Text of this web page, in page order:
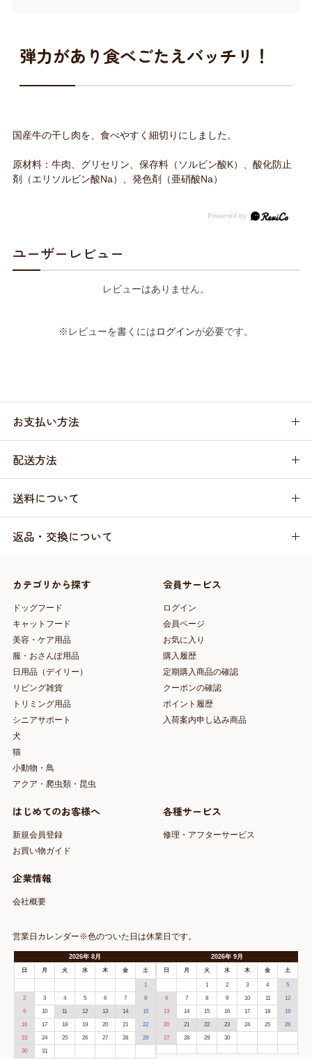
弾力があり食べごたえバッチリ！
国産牛の干し肉を、食べやすく細切りにしました。
原材料：牛肉、グリセリン、保存料（ソルビン酸K）、酸化防止
剤（エリソルビン酸Na）、発色剤（亜硝酸Na）
ユーザーレビュー
レビューはありません。
※レビューを書くにはログインが必要です。
お支払い方法
配送方法
送料について
返品・交換について
カテゴリから探す
ドッグフード
キャットフード
美容・ケア用品
服・おさんぽ用品
日用品（デイリー）
リビング雑貨
トリミング用品
シニアサポート
犬
猫
小動物・鳥
アクア・爬虫類・昆虫
会員サービス
ログイン
会員ページ
お気に入り
購入履歴
定期購入商品の確認
クーポンの確認
ポイント履歴
入荷案内申し込み商品
はじめてのお客様へ
新規会員登録
お買い物ガイド
各種サービス
修理・アフターサービス
企業情報
会社概要
営業日カレンダー※色のついた日は休業日です。
2026年 8月
日 月 火 水 木 金 土
1
2 3 4 5 6 7 8
9 10 11 12 13 14 15
16 17 18 19 20 21 22
23 24 25 26 27 28 29
30 31
2026年9月
日 月 火 水 木 金 土
1 2 3 4 5
6 7 8 9 10 11 12
13 14 15 16 17 18 19
20 21 22 23 24 25 26
27 28 29 30